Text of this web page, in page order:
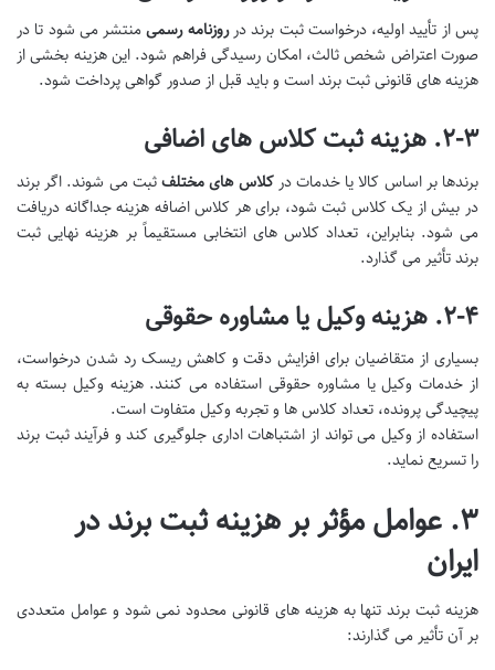
پس از تأیید اولیه، درخواست ثبت برند درروزنامه رسمیمنتشر می شود تا در
صورت اعتراض شخص ثالث، امکان رسیدگی فراهم شود. این هزینه بخشی از
هزینه های قانونی ثبت برند است و باید قبل از صدور گواهی پرداخت شود.
۲-۳. هزینه ثبت کلاس های اضافی
برندها بر اساس کالا یا خدمات درکلاس های مختلفثبت می شوند. اگر برند
در بیش از یک کلاس ثبت شود، برای هر کلاس اضافه هزینه جداگانه دریافت
می شود. بنابراین، تعداد کلاس های انتخابی مستقیماً بر هزینه نهایی ثبت
برند تأثیر می گذارد.
۲-۴. هزینه وکیل یا مشاوره حقوقی
بسیاری از متقاضیان برای افزایش دقت و کاهش ریسک رد شدن درخواست،
از خدمات وکیل یا مشاوره حقوقی استفاده می کنند. هزینه وکیل بسته به
پیچیدگی پرونده، تعداد کلاس ها و تجربه وکیل متفاوت است.
استفاده از وکیل می تواند از اشتباهات اداری جلوگیری کند و فرآیند ثبت برند
را تسریع نماید.
۳. عوامل مؤثر بر هزینه ثبت برند در
ایران
هزینه ثبت برند تنها به هزینه های قانونی محدود نمی شود و عوامل متعددی
بر آن تأثیر می گذارند: